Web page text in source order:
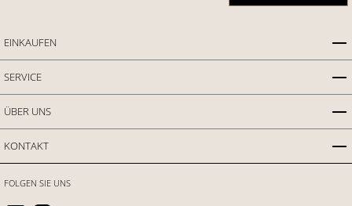
EINKAUFEN
SERVICE
ÜBER UNS
KONTAKT
FOLGEN SIE UNS